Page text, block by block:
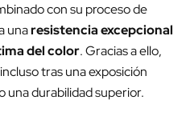
con su proceso de
unaresistencia excepcional
del color. Gracias a ello,
tras una exposición
una durabilidad superior.